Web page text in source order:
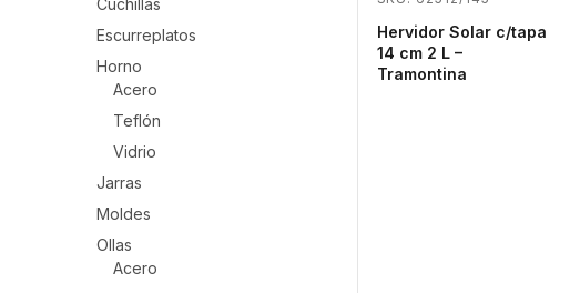
Cuchillas
Escurreplatos
Horno
Acero
Teflón
Vidrio
Jarras
Moldes
Ollas
Acero
Hervidor Solar c/tapa
14 cm 2 L –
Tramontina